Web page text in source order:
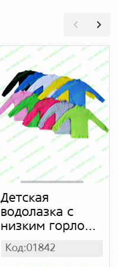
Детская
водолазка с
низким горлом
рубчик
однотонный
Код:01842